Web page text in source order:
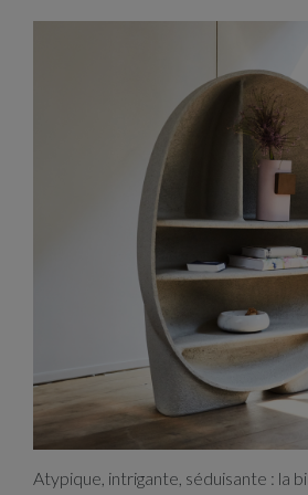
Primordial
Atypique, intrigante, séduisante : la